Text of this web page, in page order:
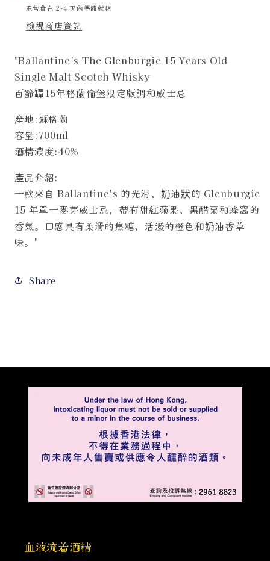
減
少
增
通常會在 2-4 天內準備就緒
檢視商店資訊
"Ballantine's The Glenburgie 15 Years Old
Single Malt Scotch Whisky
百齡罈15年格蘭倫堡限定版調和威士忌
產地:蘇格蘭
容量:700ml
酒精濃度:40%
產品介紹:
一款來自 Ballantine's 的光滑、奶油狀的 Glenburgie
15 年單一麥芽威士忌，帶有甜紅蘋果、黑醋栗和蜂窩的
香氣。口感具有柔滑的焦糖、活潑的橙色和奶油香草
味。"
Share
血液流着酒精